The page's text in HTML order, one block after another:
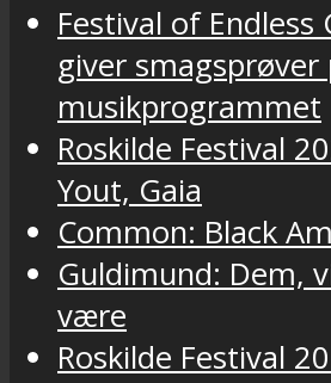
Festival of Endless
giver smagsprøver
musikprogrammet
Roskilde Festival
Yout, Gaia
Common: Black
Guldimund: Dem,
være
Roskilde Festival